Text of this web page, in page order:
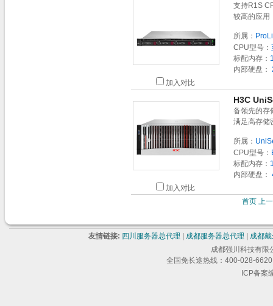
加入对比
支持R1S
较高的应用
所属：
CPU型号：
标配内存：
内部硬盘：
加入对比
H3C
备领先的存
满足高存储
所属：
CPU型号：
标配内存：
内部硬盘：
首页 上
友情链接: 四川服务器总代理 成都服务器总代理
成都
成都强川科技有限
全国免长途热线：400-028-
ICP备案